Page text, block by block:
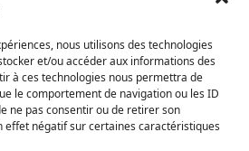
nous utilisons des technologies
et/ou accéder aux informations des
à ces technologies nous permettra de
le comportement de navigation ou les ID
ne pas consentir ou de retirer son
effet négatif sur certaines caractéristiques
from 13h30 to 16h
for particulars